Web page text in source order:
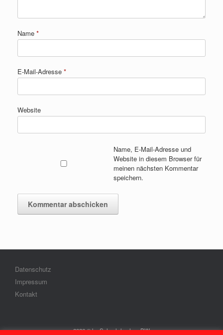
Name *
E-Mail-Adresse *
Website
Name, E-Mail-Adresse und
Website in diesem Browser für
meinen nächsten Kommentar
speichern.
Datenschutz
Impressum
Kontakt
2026 © by Schachdrachen-BW